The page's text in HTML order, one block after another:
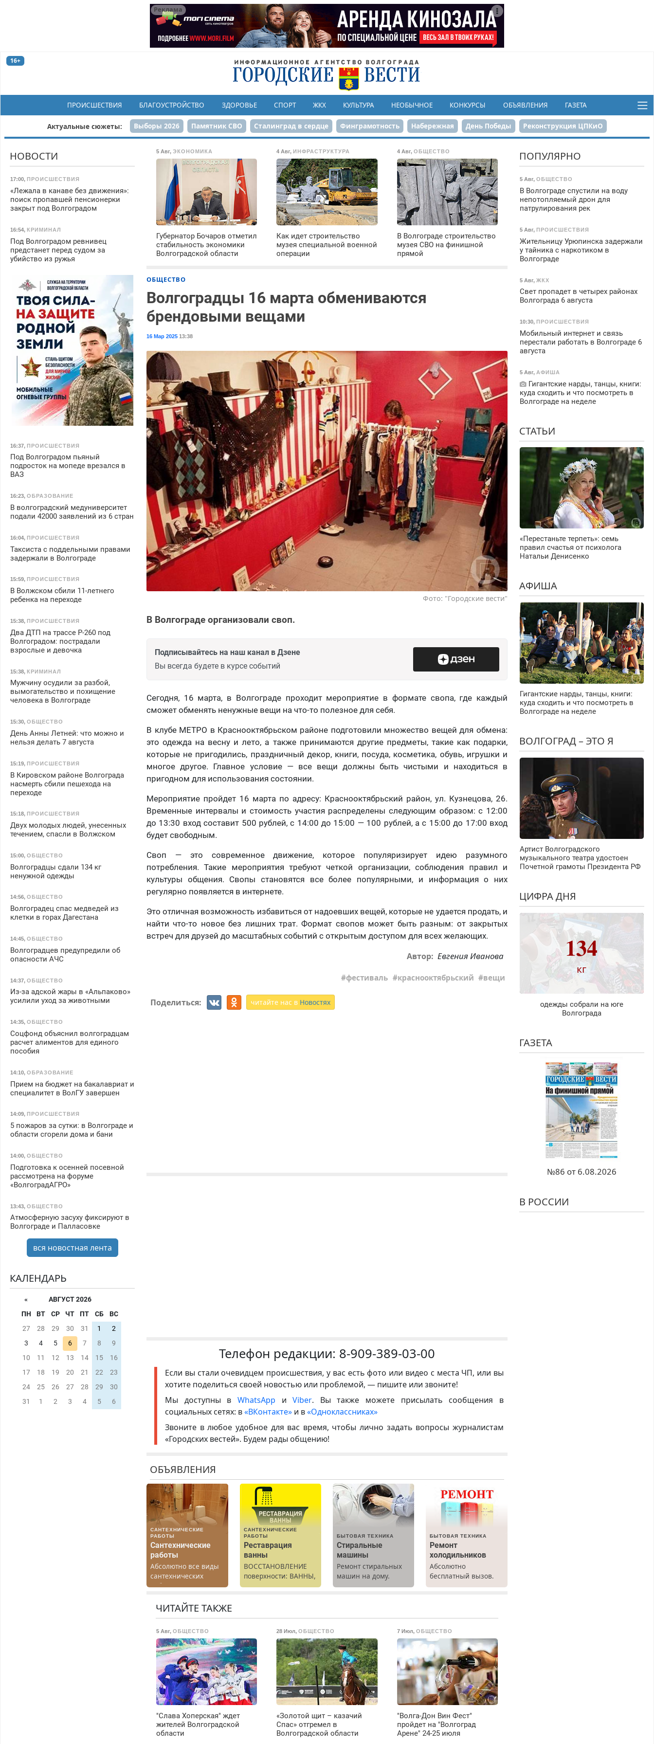
Реклама
16+
ПРОИСШЕСТВИЯ БЛАГОУСТРОЙСТВО ЗДОРОВЬЕ СПОРТ ЖКХ КУЛЬТУРА НЕОБЫЧНОЕ КОНКУРСЫ ОБЪЯВЛЕНИЯ ГАЗЕТА
Актуальные сюжеты: Выборы 2026 Памятник СВО Сталинград в сердце Финграмотность Набережная День Победы Реконструкция ЦПКиО
80-летие Победы Парк Героев-летчиков
5 Авг,ЭКОНОМИКА
Губернатор Бочаров отметил
стабильность экономики
Волгоградской области
4 Авг, ИНФРАСТРУКТУРА
Как идет строительство
музея специальной военной
операции
4 Авг, ОБЩЕСТВО
В Волгограде строительство
музея СВО на финишной
прямой
ОБЩЕСТВО
Волгоградцы 16 марта обмениваются
брендовыми вещами
16 Мар 2025 13:38
Фото: "Городские вести"
В Волгограде организовали своп.
Подписывайтесь на наш канал в Дзене
Вы всегда будете в курсе событий
Сегодня, 16 марта, в Волгограде проходит мероприятие в формате свопа, где каждый
сможет обменять ненужные вещи на что-то полезное для себя.
В клубе МЕТРО в Краснооктябрьском районе подготовили множество вещей для обмена:
это одежда на весну и лето, а также принимаются другие предметы, такие как подарки,
которые не пригодились, праздничный декор, книги, посуда, косметика, обувь, игрушки и
многое другое. Главное условие — все вещи должны быть чистыми и находиться в
пригодном для использования состоянии.
Мероприятие пройдет 16 марта по адресу: Краснооктябрьский район, ул. Кузнецова, 26.
Временные интервалы и стоимость участия распределены следующим образом: с 12:00
до 13:30 вход составит 500 рублей, с 14:00 до 15:00 — 100 рублей, а с 15:00 до 17:00 вход
будет свободным.
Своп — это современное движение, которое популяризирует идею разумного
потребления. Такие мероприятия требуют четкой организации, соблюдения правил и
культуры общения. Свопы становятся все более популярными, и информация о них
регулярно появляется в интернете.
Это отличная возможность избавиться от надоевших вещей, которые не удается продать, и
найти что-то новое без лишних трат. Формат свопов может быть разным: от закрытых
встреч для друзей до масштабных событий с открытым доступом для всех желающих.
Автор: Евгения Иванова
фестиваль краснооктябрьский вещи
Поделиться: читайте нас в Новостях
Телефон редакции: 8-909-389-03-00
Если вы стали очевидцем происшествия, у вас есть фото или видео с места ЧП, или вы
хотите поделиться своей новостью или проблемой, — пишите или звоните!
Мы доступны в WhatsApp иViber. Вы также можете присылать сообщения в
социальных сетях: в«ВКонтакте» и в«Одноклассниках»
Звоните в любое удобное для вас время, чтобы лично задать вопросы журналистам
«Городских вестей». Будем рады общению!
ОБЪЯВЛЕНИЯ
САНТЕХНИЧЕСКИЕ
РАБОТЫ
Сантехнические
работы
Абсолютно все виды
сантехнических
работ. Быстро.
Недорого.
САНТЕХНИЧЕСКИЕ
РАБОТЫ
Реставрация
ванны
ВОССТАНОВЛЕНИЕ
поверхности: ВАННЫ,
раковины,
БЫТОВАЯ ТЕХНИКА
Стиральные
машины
Ремонт стиральных
машин на дому.
Выезд и диагностика
БЫТОВАЯ ТЕХНИКА
Ремонт
холодильников
Абсолютно
бесплатный вызов.
Ремонт
выходных.
Пенсионерам –
скидки до 40%.
Мастер со стажем.
ЧИТАЙТЕ ТАКЖЕ
5 Авг,ОБЩЕСТВО
"Слава Хоперская" ждет
жителей Волгоградской
области
28 Июл,ОБЩЕСТВО
«Золотой щит – казачий
Спас» отгремел в
Волгоградской области
7 Июл, ОБЩЕСТВО
"Волга-Дон Вин Фест"
пройдет на "Волгоград
Арене" 24-25 июля
НОВОСТИ
17:00, ПРОИСШЕСТВИЯ
«Лежала в канаве без движения»:
поиск пропавшей пенсионерки
закрыт под Волгоградом
16:54, КРИМИНАЛ
Под Волгоградом ревнивец
предстанет перед судом за
убийство из ружья
16:37, ПРОИСШЕСТВИЯ
Под Волгоградом пьяный
подросток на мопеде врезался в
ВАЗ
16:23, ОБРАЗОВАНИЕ
В волгоградский медуниверситет
подали 42000 заявлений из 6 стран
16:04, ПРОИСШЕСТВИЯ
Таксиста с поддельными правами
задержали в Волгограде
15:59, ПРОИСШЕСТВИЯ
В Волжском сбили 11-летнего
ребенка на переходе
15:38, ПРОИСШЕСТВИЯ
Два ДТП на трассе Р-260 под
Волгоградом: пострадали
взрослые и девочка
15:38, КРИМИНАЛ
Мужчину осудили за разбой,
вымогательство и похищение
человека в Волгограде
15:30, ОБЩЕСТВО
День Анны Летней: что можно и
нельзя делать 7 августа
15:19, ПРОИСШЕСТВИЯ
В Кировском районе Волгограда
насмерть сбили пешехода на
переходе
15:18, ПРОИСШЕСТВИЯ
Двух молодых людей, унесенных
течением, спасли в Волжском
15:00, ОБЩЕСТВО
Волгоградцы сдали 134 кг
ненужной одежды
14:56, ОБЩЕСТВО
Волгоградец спас медведей из
клетки в горах Дагестана
14:45, ОБЩЕСТВО
Волгоградцев предупредили об
опасности АЧС
14:37, ОБЩЕСТВО
Из-за адской жары в «Альпаково»
усилили уход за животными
14:35, ОБЩЕСТВО
Соцфонд объяснил волгоградцам
расчет алиментов для единого
пособия
14:10, ОБРАЗОВАНИЕ
Прием на бюджет на бакалавриат и
специалитет в ВолГУ завершен
14:09, ПРОИСШЕСТВИЯ
5 пожаров за сутки: в Волгограде и
области сгорели дома и бани
14:00, ОБЩЕСТВО
Подготовка к осенней посевной
рассмотрена на форуме
«ВолгоградАГРО»
13:43, ОБЩЕСТВО
Атмосферную засуху фиксируют в
Волгограде и Палласовке
вся новостная лента
КАЛЕНДАРЬ
«
АВГУСТ 2026
ПН
ВТ СР ЧТ ПТ СБ
ВС
27
28 29 30 31 1
2
3
4 5 6 7 8
9
10
11 12 13 14 15
16
17
18 19 20 21 22
23
24
25 26 27 28 29
30
31
1 2 3 4 5 6
ПОПУЛЯРНО
5 Авг, ОБЩЕСТВО
В Волгограде спустили на воду
непотопляемый дрон для
патрулирования рек
5 Авг, ПРОИСШЕСТВИЯ
Жительницу Урюпинска задержали
у тайника с наркотиком в
Волгограде
5 Авг, ЖКХ
Свет пропадет в четырех районах
Волгограда 6 августа
10:30, ПРОИСШЕСТВИЯ
Мобильный интернет и связь
перестали работать в Волгограде 6
августа
5 Авг, АФИША
Гигантские нарды, танцы, книги:
куда сходить и что посмотреть в
Волгограде на неделе
СТАТЬИ
«Перестаньте терпеть»: семь
правил счастья от психолога
Натальи Денисенко
АФИША
Гигантские нарды, танцы, книги:
куда сходить и что посмотреть в
Волгограде на неделе
ВОЛГОГРАД – ЭТО Я
Артист Волгоградского
музыкального театра удостоен
Почетной грамоты Президента РФ
ЦИФРА ДНЯ
134
кг
одежды собрали на юге
Волгограда
ГАЗЕТА
№86 от 6.08.2026
В РОССИИ